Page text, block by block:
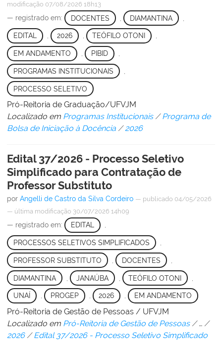
modificação 07/08/2026 18h13
— registrado em: DOCENTES DIAMANTINA
EDITAL , 2026 , TEÓFILO OTONI ,
EM ANDAMENTO PIBID
PROGRAMAS INSTITUCIONAIS
PROCESSO SELETIVO
Pró-Reitoria de Graduação/UFVJM
Localizado em Programas Institucionais /Programa de
Bolsa de Iniciação à Docência /2026
Edital 37/2026 - Processo Seletivo
Simplificado para Contratação de
Professor Substituto
por Angelli de Castro da Silva Cordeiro — publicado 04/05/2026
— última modificação 30/07/2026 14h09
— registrado em: EDITAL ,
PROCESSOS SELETIVOS SIMPLIFICADOS
PROFESSOR SUBSTITUTO DOCENTES
DIAMANTINA JANAÚBA TEÓFILO OTONI
UNAÍ , PROGEP , 2026 , EM ANDAMENTO
Pró-Reitoria de Gestão de Pessoas / UFVJM
Localizado em Pró-Reitoria de Gestão de Pessoas /… /
2026 /Edital 37/2026 - Processo Seletivo Simplificado